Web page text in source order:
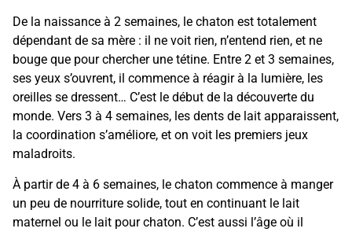
De la naissance à 2 semaines, le chaton est totalement
dépendant de sa mère : il ne voit rien, n’entend rien, et ne
bouge que pour chercher une tétine. Entre 2 et 3 semaines,
ses yeux s’ouvrent, il commence à réagir à la lumière, les
oreilles se dressent… C’est le début de la découverte du
monde. Vers 3 à 4 semaines, les dents de lait apparaissent,
la coordination s’améliore, et on voit les premiers jeux
maladroits.
À partir de 4 à 6 semaines, le chaton commence à manger
un peu de nourriture solide, tout en continuant le lait
maternel ou le lait pour chaton. C’est aussi l’âge où il